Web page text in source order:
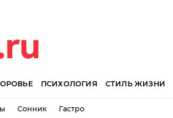
ПСИХОЛОГИЯ СТИЛЬ ЖИЗНИ
Сонник Гастро